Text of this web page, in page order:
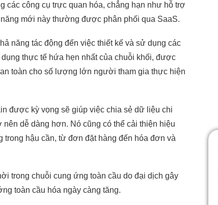
các công cụ trực quan hóa, chẳng hạn như hỗ trợ
mới này thường được phân phối qua SaaS.
năng tác động đến việc thiết kế và sử dụng các
thực tế hứa hẹn nhất của chuỗi khối, được
toàn cho số lượng lớn người tham gia thực hiện
được kỳ vọng sẽ giúp việc chia sẻ dữ liệu chi
dễ dàng hơn. Nó cũng có thể cải thiện hiệu
hậu cần, từ đơn đặt hàng đến hóa đơn và
trong chuỗi cung ứng toàn cầu do đại dịch gây
toàn cầu hóa ngày càng tăng.